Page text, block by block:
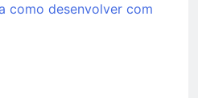
como desenvolver com